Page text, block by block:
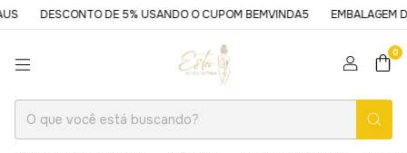
DESCONTO DE 5% USANDO O CUPOM BEMVINDA5 EMBALAGEM
0